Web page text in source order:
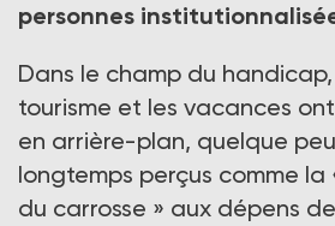
personnes
Dans le champ du handicap,
tourisme et les vacances
en arrière-plan, quelque
longtemps perçus comme la
du carrosse » aux dépens